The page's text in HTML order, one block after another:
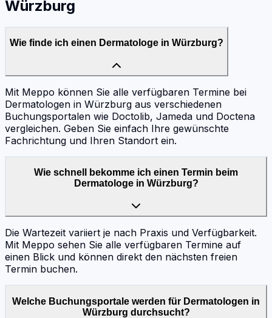
Würzburg
Wie finde ich einen Dermatologe in Würzburg?
Mit Meppo können Sie alle verfügbaren Termine bei
Dermatologen in Würzburg aus verschiedenen
Buchungsportalen wie Doctolib, Jameda und Doctena
vergleichen. Geben Sie einfach Ihre gewünschte
Fachrichtung und Ihren Standort ein.
Wie schnell bekomme ich einen Termin beim
Dermatologe in Würzburg?
Die Wartezeit variiert je nach Praxis und Verfügbarkeit.
Mit Meppo sehen Sie alle verfügbaren Termine auf
einen Blick und können direkt den nächsten freien
Termin buchen.
Welche Buchungsportale werden für Dermatologen in
Würzburg durchsucht?